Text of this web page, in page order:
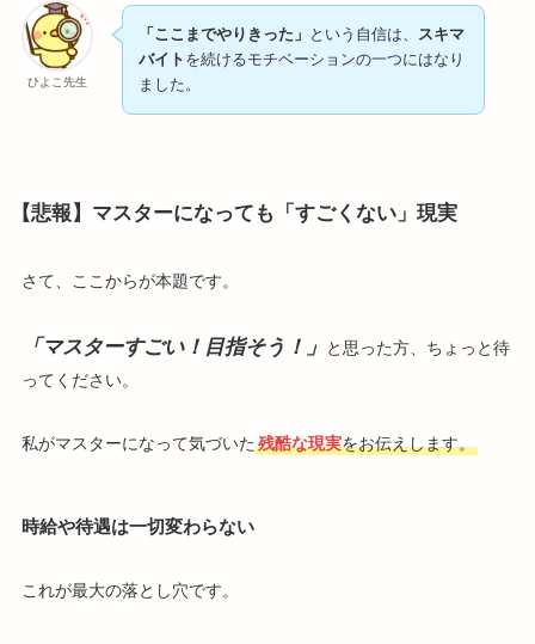
ひよこ先生
「ここまでやりきった」 という自信は、 スキマ
バイト を続けるモチベーションの一つにはなり
ました。
【悲報】マスターになっても「すごくない」現実
さて、ここからが本題です。
「マスターすごい！目指そう！」 と思った方、ちょっと待
ってください。
私がマスターになって気づいた 残酷な現実をお伝えします。
時給や待遇は一切変わらない
これが最大の落とし穴です。